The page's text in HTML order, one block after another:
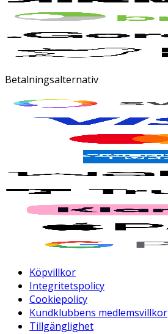
Betalningsalternativ
Köpvillkor
Integritetspolicy
Cookiepolicy
Kundklubbens medlemsvillkor
Tillgänglighet